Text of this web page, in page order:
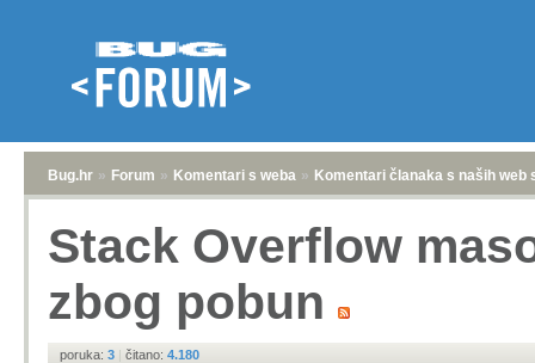
Bug.hr » Forum » Komentari s weba » Komentari članaka s naših web
Stack Overflow
zbog pobun
poruka: 3 | čitano: 4.180